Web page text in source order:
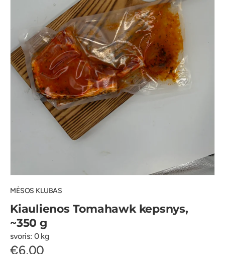
MĖSOS KLUBAS
Kiaulienos Tomahawk kepsnys,
~350 g
svoris: 0 kg
€6,00